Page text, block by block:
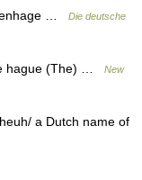
…
Die deutsche
hague (The) …
New
a Dutch name of